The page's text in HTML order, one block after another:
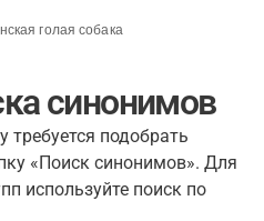
голая собака
синонимов
требуется подобрать
«Поиск синонимов». Для
используйте поиск по